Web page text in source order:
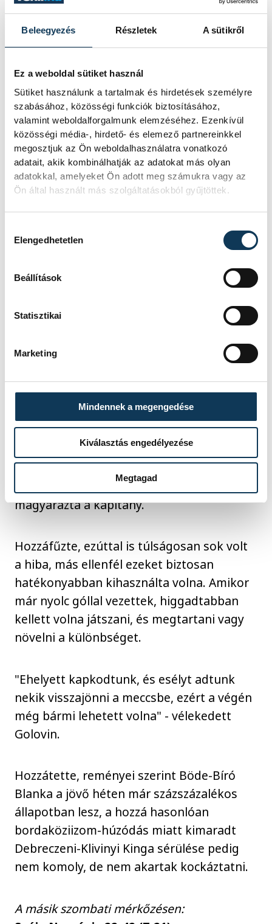
Beleegyezés Részletek A sütikről
Ez a weboldal sütiket használ
Sütiket használunk a tartalmak és hirdetések személyre
szabásához, közösségi funkciók biztosításához,
valamint weboldalforgalmunk elemzéséhez. Ezenkívül
közösségi média-, hirdető- és elemező partnereinkkel
megosztjuk az Ön weboldalhasználatra vonatkozó
adatait, akik kombinálhatják az adatokat más olyan
adatokkal, amelyeket Ön adott meg számukra vagy az
Ön által használt más szolgáltatásokból gyűjtöttek.
Elengedhetetlen
Beállítások
Statisztikai
Marketing
Mindennek a megengedése
Kiválasztás engedélyezése
Megtagad
meg.
Az Eurokupában azok a csapatok vettek
részt, amelyek nem léptek pályára a
decemberi, magyar-osztrák-svájci közös
rendezésű Európa-bajnokság
selejtezősorozatában.
A magyar válogatott jövő csütörtökön
Kamerunnal, pénteken Svédországgal,
torna első két helyezettje szerez kvótát.
Golovin Vlagyimir
az MTI-nek elmondta,
előrelépés a norvégiai találkozóhoz képest:
védekezés, ezért jöttek a védések is, abból
"Voltak olyan percek, amikor ha nem is
felelőtlenül, de ellőttük a labdát, a
visszafutásnál már nem koncentráltunk
arra, mi a feladatunk. Az biztos, hogy a
jövő hétvégén ez így nem lesz jó" -
magyarázta a kapitány.
Hozzáfűzte, ezúttal is túlságosan sok volt
a hiba, más ellenfél ezeket biztosan
hatékonyabban kihasználta volna. Amikor
már nyolc góllal vezettek, higgadtabban
kellett volna játszani, és megtartani vagy
növelni a különbséget.
"Ehelyett kapkodtunk, és esélyt adtunk
nekik visszajönni a meccsbe, ezért a végén
még bármi lehetett volna" - vélekedett
Golovin.
Hozzátette, reményei szerint Böde-Bíró
Blanka a jövő héten már százszázalékos
állapotban lesz, a hozzá hasonlóan
bordaköziizom-húzódás miatt kimaradt
Debreczeni-Klivinyi Kinga sérülése pedig
nem komoly, de nem akartak kockáztatni.
A másik szombati mérkőzésen: